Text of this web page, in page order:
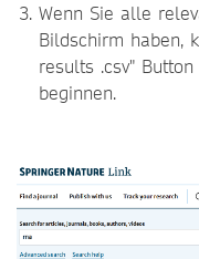
Wenn Sie alle
Bildschirm haben,
results .csv"
beginnen.